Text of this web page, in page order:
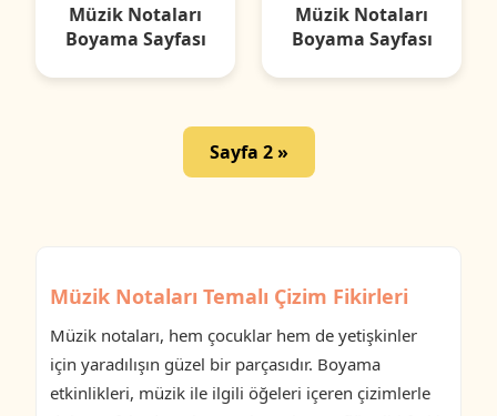
Müzik Notaları
Boyama Sayfası
Müzik Notaları
Boyama Sayfası
Sayfa 2 »
Müzik Notaları Temalı Çizim Fikirleri
Müzik notaları, hem çocuklar hem de yetişkinler
için yaradılışın güzel bir parçasıdır. Boyama
etkinlikleri, müzik ile ilgili öğeleri içeren çizimlerle